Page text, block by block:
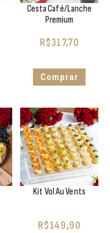
Cesta Café/Lanche
Premium
R$317,70
Comprar
Kit Vol Au Vents
R$149,90